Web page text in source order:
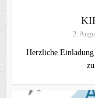
2.
Herzliche